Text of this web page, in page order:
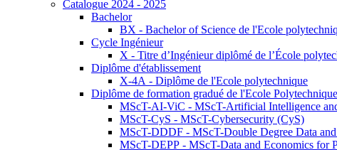
Catalogue 2024 - 2025
Bachelor
BX - Bachelor of Science de l'Ecole
Cycle Ingénieur
X - Titre d’Ingénieur diplômé de l’École
Diplôme d'établissement
X-4A - Diplôme de l'Ecole polytechnique
Diplôme de formation gradué de l'Ecole
MScT-AI-ViC - MScT-Artificial Intelligence
MScT-CyS - MScT-Cybersecurity (CyS)
MScT-DDDF - MScT-Double Degree Data
MScT-DEPP - MScT-Data and Economics for